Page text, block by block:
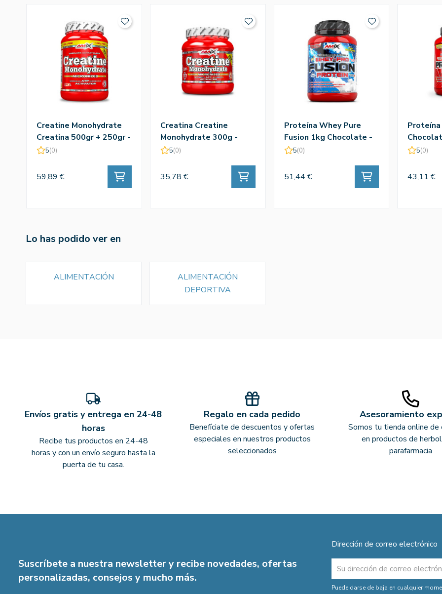
Creatine Monohydrate
Creatina 500gr + 250gr -
Amix
5(0)
59,89 €
Creatina Creatine
Monohydrate 300g -
Amix
5(0)
35,78 €
Proteína Whey Pure
Fusion 1kg Chocolate -
Amix
5(0)
51,44 €
5(0)
43,11 €
Lo has podido ver en
ALIMENTACIÓN
ALIMENTACIÓN
DEPORTIVA
Envíos gratis y entrega en 24-48
horas
Recibe tus productos en 24-48
horas y con un envío seguro hasta la
puerta de tu casa.
Regalo en cada pedido
Benefíciate de descuentos y ofertas
especiales en nuestros productos
seleccionados
Asesoramiento
Somos tu tienda online de
en productos de
parafarmacia
Suscríbete a nuestra newsletter y recibe novedades, ofertas
personalizadas, consejos y mucho más.
Dirección de correo electrónico
Puede darse de baja en cualquier